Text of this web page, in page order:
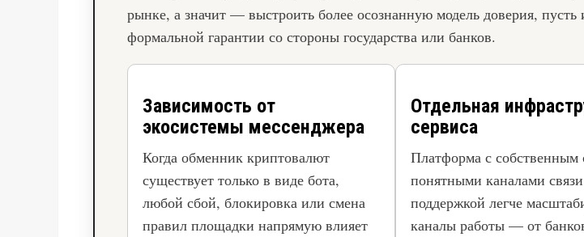
рынке, а значит — выстроить более осознанную модель доверия, пусть
формальной гарантии со стороны государства или банков.
Зависимость от
экосистемы мессенджера
Когда обменник криптовалют
существует только в виде бота,
любой сбой, блокировка или смена
правил площадки напрямую влияет
Отдельная
сервиса
Платформа с собственным
понятными каналами
поддержкой легче
каналы работы — от